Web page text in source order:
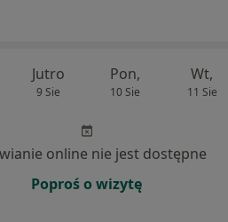
Jutro
9 Sie
Pon,
10 Sie
Wt,
11 Sie
online nie jest dostępne
Poproś o wizytę